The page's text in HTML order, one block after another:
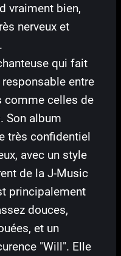
vraiment bien,
nerveux et
qui fait
responsable entre
comme celles de
Son album
très confidentiel
avec un style
de la J-Music
principalement
douces,
et un
"Will". Elle